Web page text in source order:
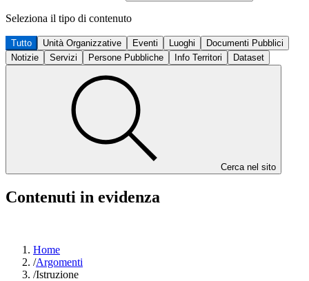
Seleziona il tipo di contenuto
Tutto Unità Organizzative Eventi Luoghi
Documenti Pubblici
Notizie
Servizi Persone Pubbliche Info Territori Dataset
Cerca nel sito
Contenuti in evidenza
Home
/Argomenti
/Istruzione